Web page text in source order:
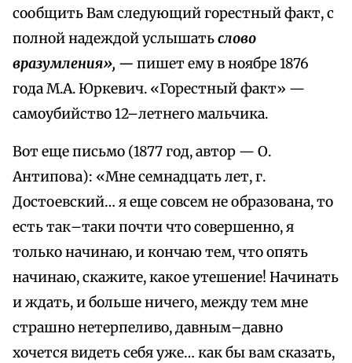
сообщить Вам следующий горестный факт, с
полной надеждой услышатьслово
вразумления», — пишет ему в ноябре 1876
года М.А. Юркевич. «Горестный факт» —
самоубийство 12–летнего мальчика.
Вот еще письмо (1877 год, автор — О.
Антипова): «Мне семнадцать лет, г.
Достоевский… я еще совсем не образована, то
есть так–таки почти что совершенно, я
только начинаю, и кончаю тем, что опять
начинаю, скажите, какое утешение! Начинать
и ждать, и больше ничего, между тем мне
страшно нетерпеливо, давным–давно
хочется видеть себя уже… как бы вам сказать,